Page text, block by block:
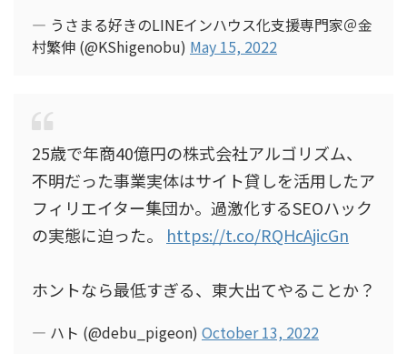
— うさまる好きのLINEインハウス化支援専門家＠金
村繁伸 (@KShigenobu) May 15, 2022
25歳で年商40億円の株式会社アルゴリズム、
不明だった事業実体はサイト貸しを活用したア
フィリエイター集団か。過激化するSEOハック
の実態に迫った。 https://t.co/RQHcAjicGn
ホントなら最低すぎる、東大出てやることか？
— ハト (@debu_pigeon) October 13, 2022